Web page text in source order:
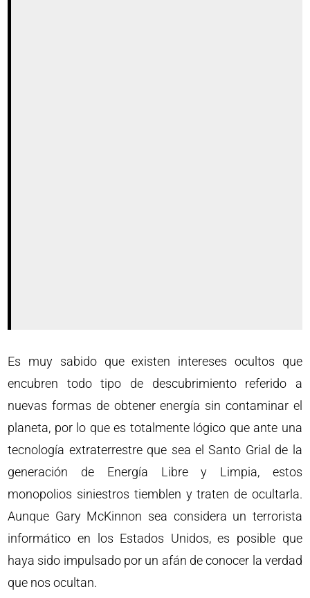
Es muy sabido que existen intereses ocultos que
encubren todo tipo de descubrimiento referido a
nuevas formas de obtener energía sin contaminar el
planeta, por lo que es totalmente lógico que ante una
tecnología extraterrestre que sea el Santo Grial de la
generación de Energía Libre y Limpia, estos
monopolios siniestros tiemblen y traten de ocultarla.
Aunque Gary McKinnon sea considera un terrorista
informático en los Estados Unidos, es posible que
haya sido impulsado por un afán de conocer la verdad
que nos ocultan.